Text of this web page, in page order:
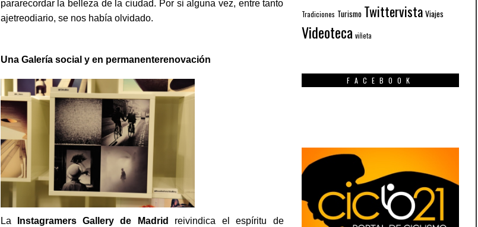
pararecordar la belleza de la ciudad. Por si alguna vez, entre tanto
ajetreodiario, se nos había olvidado.
Una Galería social y en permanenterenovación
La Instagramers Gallery de Madrid
reivindica el espíritu de
Tradiciones Turismo Twittervista Viajes
Videoteca viñeta
FACEBOOK